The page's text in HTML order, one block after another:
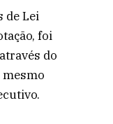
de Lei
foi
do
mesmo